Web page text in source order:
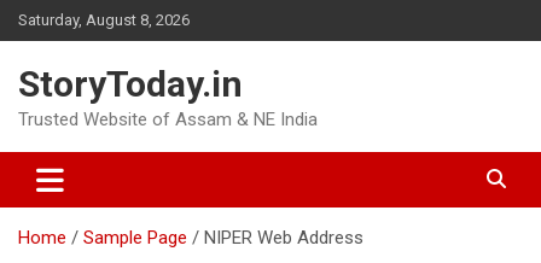
Skip
to
Saturday, August 8, 2026
StoryToday.in
Trusted Website of Assam & NE India
Home Sample Page NIPER Web Address